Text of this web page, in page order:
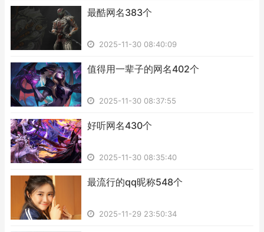
​最酷网名383个
2025-11-30 08:40:09
​值得用一辈子的网名402个
2025-11-30 08:37:55
​好听网名430个
2025-11-30 08:35:40
​最流行的qq昵称548个
2025-11-29 23:50:34